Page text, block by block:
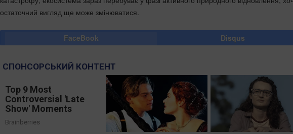
остаточний вигляд ще може змінюватися.
FaceBook Disqus
СПОНСОРСЬКИЙ КОНТЕНТ
Top 9 Most
Controversial 'Late
Show' Moments
Brainberries